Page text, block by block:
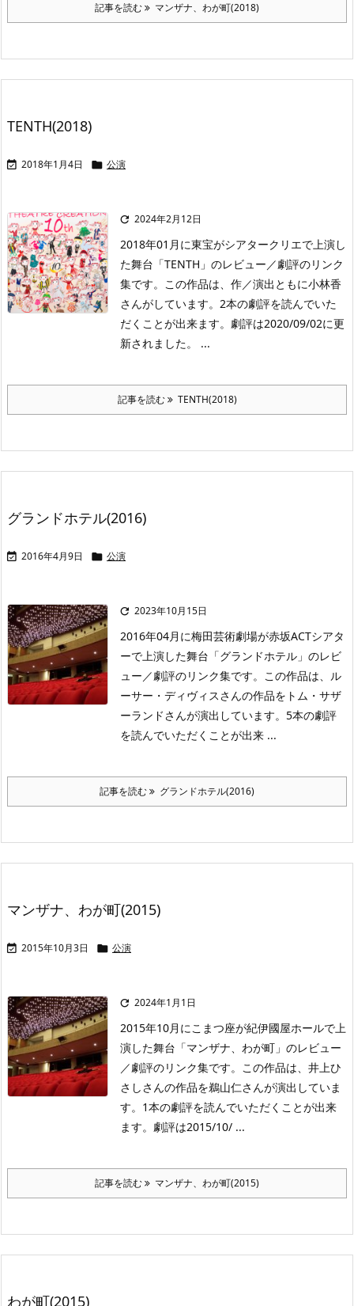
記事を読む マンザナ、わが町(2018)
TENTH(2018)
 2018年1月4日  公演
 2024年2月12日
2018年01月に東宝がシアタークリエで上演し
た舞台「TENTH」のレビュー／劇評のリンク
集です。この作品は、作／演出ともに小林香
さんがしています。2本の劇評を読んでいた
だくことが出来ます。劇評は2020/09/02に更
新されました。 ...
記事を読む TENTH(2018)
グランドホテル(2016)
 2016年4月9日  公演
 2023年10月15日
2016年04月に梅田芸術劇場が赤坂ACTシアタ
ーで上演した舞台「グランドホテル」のレビ
ュー／劇評のリンク集です。この作品は、ル
ーサー・ディヴィスさんの作品をトム・サザ
ーランドさんが演出しています。5本の劇評
を読んでいただくことが出来 ...
記事を読む グランドホテル(2016)
マンザナ、わが町(2015)
 2015年10月3日  公演
 2024年1月1日
2015年10月にこまつ座が紀伊國屋ホールで上
演した舞台「マンザナ、わが町」のレビュー
／劇評のリンク集です。この作品は、井上ひ
さしさんの作品を鵜山仁さんが演出していま
す。1本の劇評を読んでいただくことが出来
ます。劇評は2015/10/ ...
記事を読む マンザナ、わが町(2015)
わが町(2015)